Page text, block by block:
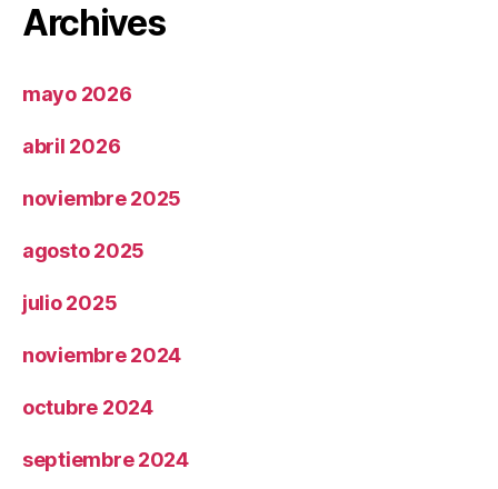
Archives
mayo 2026
abril 2026
noviembre 2025
agosto 2025
julio 2025
noviembre 2024
octubre 2024
septiembre 2024